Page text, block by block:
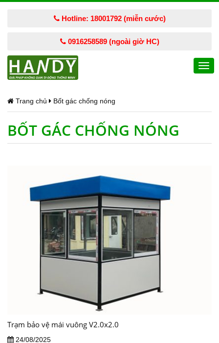
Hotline: 18001792 (miễn cước)
0916258589 (ngoài giờ HC)
Trang chủ Bốt gác chống nóng
BỐT GÁC CHỐNG NÓNG
Trạm bảo vệ mái vuông V2.0x2.0
24/08/2025